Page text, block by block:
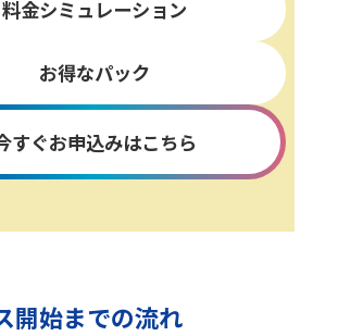
料金シミュレーション
お得なパック
すぐお申込みはこちら
開始までの流れ